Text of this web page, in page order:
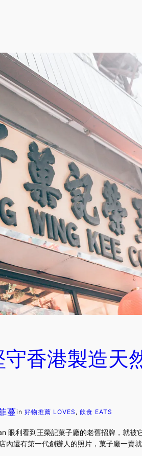
香港製造天
蔓in 好物推薦 LOVES , 飲食 EATS
眼利看到王榮記菓子廠的老舊招牌，就被
還有第一代創辦人的照片，菓子廠一賣就